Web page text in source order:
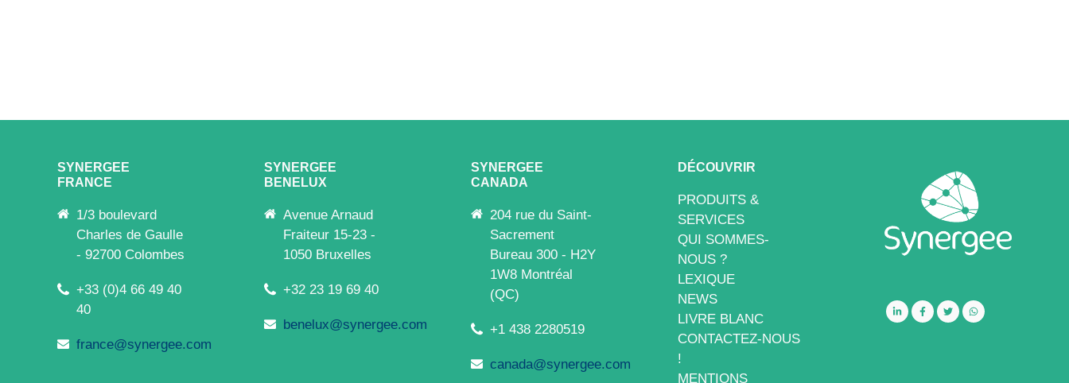
SYNERGEE
FRANCE
1/3 boulevard
Charles de Gaulle
- 92700 Colombes
+33 (0)4 66 49 40
40
france@synergee.com
SYNERGEE
BENELUX
Avenue Arnaud
Fraiteur 15-23 -
1050 Bruxelles
+32 23 19 69 40
benelux@synergee.com
SYNERGEE
CANADA
204 rue du Saint-
Sacrement
Bureau 300 - H2Y
1W8 Montréal
(QC)
+1 438 2280519
canada@synergee.com
DÉCOUVRIR
PRODUITS &
SERVICES
QUI SOMMES-
NOUS ?
LEXIQUE
NEWS
LIVRE BLANC
CONTACTEZ-NOUS
!
MENTIONS